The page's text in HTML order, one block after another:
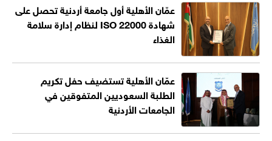
عمّان الأهلية أول جامعة أردنية تحصل على
شهادة ISO 22000 لنظام إدارة سلامة
الغذاء
عمّان الأهلية تستضيف حفل تكريم
الطلبة السعوديين المتفوقين في
الجامعات الأردنية